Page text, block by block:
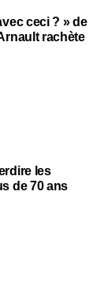
ceci ? » de
rachète
les
de 70 ans